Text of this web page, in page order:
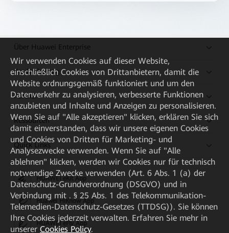
Über Huawei Enterprise
Kaufanleitung
Partner
Ressourcen
Quick Links
HUAWEI eKit App
Huawei HiKnow App
HUAWEI eFly App
Wir verwenden Cookies auf dieser Website,
einschließlich Cookies von Drittanbietern, damit die
Website ordnungsgemäß funktioniert und um den
Datenverkehr zu analysieren, verbesserte Funktionen
anzubieten und Inhalte und Anzeigen zu personalisieren.
Wenn Sie auf "Alle akzeptieren" klicken, erklären Sie sich
damit einverstanden, dass wir unsere eigenen Cookies
und Cookies von Dritten für Marketing- und
Analysezwecke verwenden. Wenn Sie auf "Alle
ablehnen" klicken, werden wir Cookies nur für technisch
notwendige Zwecke verwenden (Art. 6 Abs. 1 (a) der
Datenschutz-Grundverordnung (DSGVO) und in
Verbindung mit . § 25 Abs. 1 des Telekommunikation-
Telemedien-Datenschutz-Gesetzes (TTDSG)). Sie können
Ihre Cookies jederzeit verwalten. Erfahren Sie mehr in
unserer Cookies Policy.